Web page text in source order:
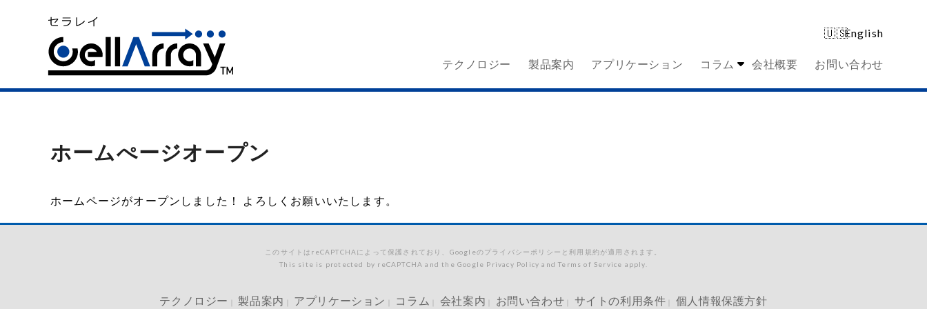
English
テクノロジー 製品案内 アプリケーション コラム 会社概要 お問い合わせ
ホームぺージオープン
ホームページがオープンしました！ よろしくお願いいたします。
このサイトはreCAPTCHAによって保護されており、Googleのプライバシーポリシーと利用規約が適用されます。
This site is protected by reCAPTCHA and the Google Privacy Policy and Terms of Service apply.
テクノロジー ｜製品案内 アプリケーション コラム 会社案内 お問い合わせ サイトの利用条件 個人情報保護方針